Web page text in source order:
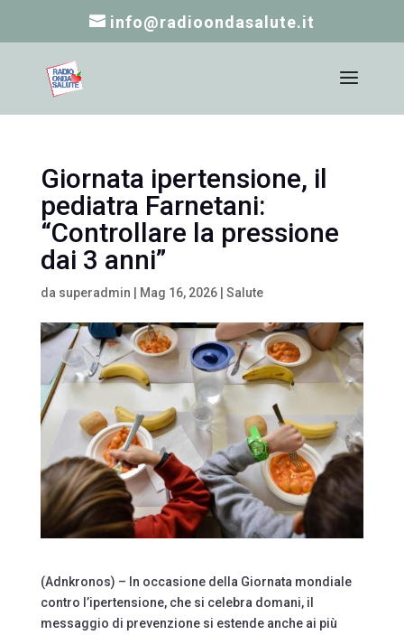
info@radioondasalute.it
Giornata ipertensione, il
pediatra Farnetani:
“Controllare la pressione
dai 3 anni”
da superadmin Mag 16, 2026| Salute
(Adnkronos) – In occasione della Giornata mondiale
contro l’ipertensione, che si celebra domani, il
messaggio di prevenzione si estende anche ai più